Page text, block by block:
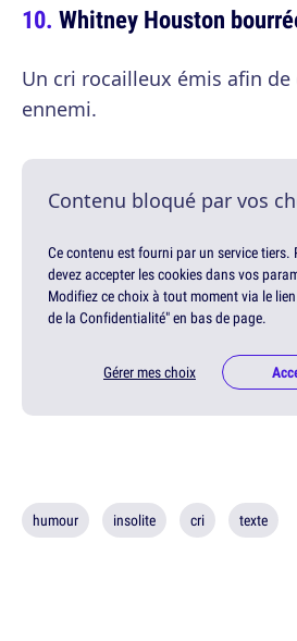
Whitney Houston
Un cri rocailleux émis afin
ennemi.
Contenu bloqué par vos
Ce contenu est fourni par un service tiers.
devez accepter les cookies dans vos
Modifiez ce choix à tout moment via le
de la Confidentialité" en bas de page.
Gérer mes choix
humour insolite cri texte